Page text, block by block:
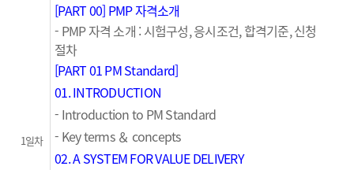
1일차
[PART 00] PMP 자격소개
- PMP 자격 소개 : 시험구성, 응시조건, 합격기준, 신청
절차
[PART 01 PM Standard]
01. INTRODUCTION
- Introduction to PM Standard
- Key terms ＆ concepts
02. A SYSTEM FOR VALUE DELIVERY